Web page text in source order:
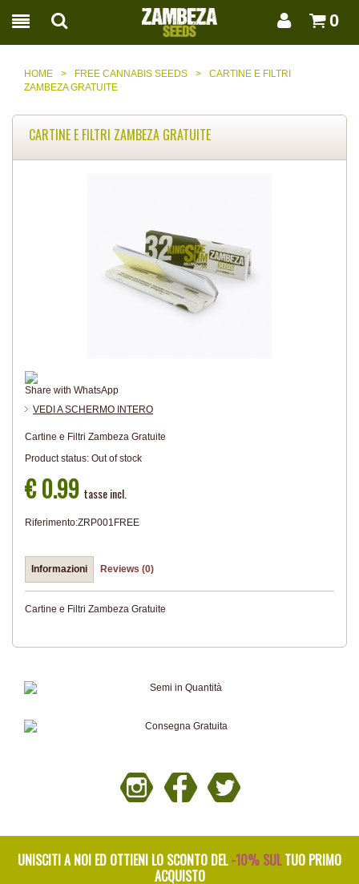
0
HOME > FREE CANNABIS SEEDS >
CARTINE E FILTRI
ZAMBEZA GRATUITE
CARTINE E FILTRI ZAMBEZA GRATUITE
Share with WhatsApp
VEDI A SCHERMO INTERO
Cartine e Filtri Zambeza Gratuite
Product status: Out of stock
€ 0.99 tasse incl.
Riferimento:ZRP001FREE
Informazioni Reviews (0)
Cartine e Filtri Zambeza Gratuite
UNISCITI A NOI ED OTTIENI LO SCONTO DEL-10% SULTUO PRIMO
ACQUISTO